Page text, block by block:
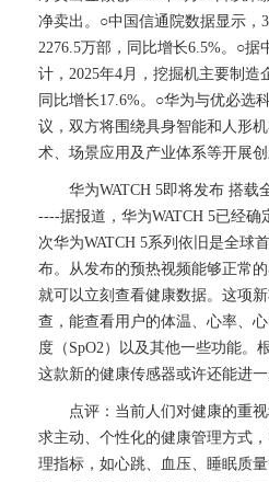
净卖出。○中国信通院数据显示，
2276.5万部，同比增长6.5%。○
计，2025年4月，挖掘机主要制造
同比增长17.6%。○华为与优必选
议，双方将围绕具身智能和人形
术、场景应用及产业体系等开展创
华为WATCH 5即将发布 搭载
----据报道，华为WATCH 5已经确
次华为WATCH 5系列依旧是全球
布。从发布的预热视频能够正常
就可以立刻查看健康数据。这项
查，能查看用户的体温、心率、
度（SpO2）以及其他一些功能。
这款新的健康传感器或许还能进一
点评：当前人们对健康的重视
求主动、个性化的健康管理方式
理指标，如心跳、血压、睡眠质